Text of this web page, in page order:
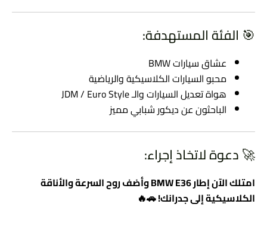
🎯 الفئة المستهدفة:
عشاق سيارات BMW
محبو السيارات الكلاسيكية والرياضية
هواة تعديل السيارات والـ JDM / Euro Style
الباحثون عن ديكور شبابي مميز
🚀 دعوة لاتخاذ إجراء:
امتلك الآن إطار BMW E36 وأضف روح السرعة والأناقة
الكلاسيكية إلى جدرانك! 🚗🔥